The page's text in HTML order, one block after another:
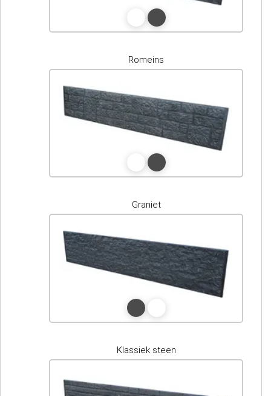
Romeins
Graniet
Klassiek steen